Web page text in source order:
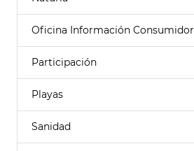
Oficina Información Consumidor
Participación
Playas
Sanidad